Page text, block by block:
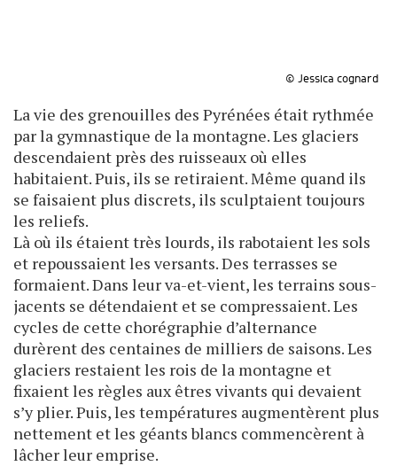
© Jessica cognard
La vie des grenouilles des Pyrénées était rythmée
par la gymnastique de la montagne. Les glaciers
descendaient près des ruisseaux où elles
habitaient. Puis, ils se retiraient. Même quand ils
se faisaient plus discrets, ils sculptaient toujours
les reliefs.
Là où ils étaient très lourds, ils rabotaient les sols
et repoussaient les versants. Des terrasses se
formaient. Dans leur va-et-vient, les terrains sous-
jacents se détendaient et se compressaient. Les
cycles de cette chorégraphie d’alternance
durèrent des centaines de milliers de saisons. Les
glaciers restaient les rois de la montagne et
fixaient les règles aux êtres vivants qui devaient
s’y plier. Puis, les températures augmentèrent plus
nettement et les géants blancs commencèrent à
lâcher leur emprise.